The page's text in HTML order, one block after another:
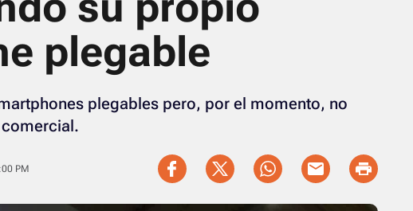
plegable
plegables pero, por el momento, no
PM